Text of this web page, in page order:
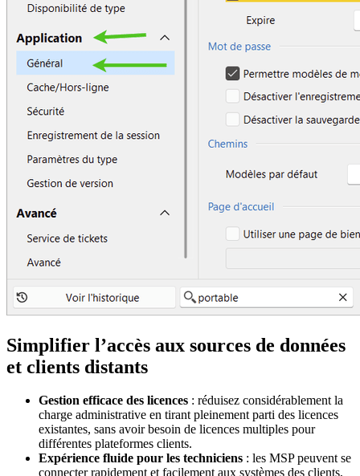
Simplifier l’accès aux sources de données
et clients distants
Gestion efficace des licences : réduisez considérablement la
charge administrative en tirant pleinement parti des licences
existantes, sans avoir besoin de licences multiples pour
différentes plateformes clients.
Expérience fluide pour les techniciens : les MSP peuvent se
connecter rapidement et facilement aux systèmes des clients,